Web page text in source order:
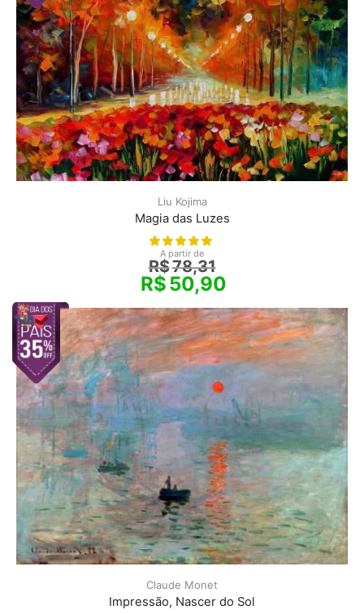
Liu Kojima
Magia das Luzes
A partir de
R$78,31
R$50,90
Claude Monet
Impressão, Nascer do Sol